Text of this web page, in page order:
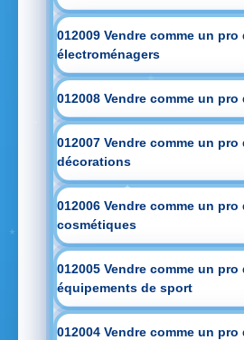
012009 Vendre comme un
électroménagers
012008 Vendre comme un
012007 Vendre comme un
décorations
012006 Vendre comme un
cosmétiques
012005 Vendre comme un pro
équipements de sport
012004 Vendre comme un